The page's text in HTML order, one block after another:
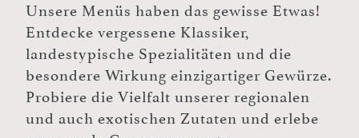
Unsere Menüs haben das gewisse Etwas!
Entdecke vergessene Klassiker,
landestypische Spezialitäten und die
besondere Wirkung einzigartiger Gewürze.
Probiere die Vielfalt unserer regionalen
und auch exotischen Zutaten und erlebe